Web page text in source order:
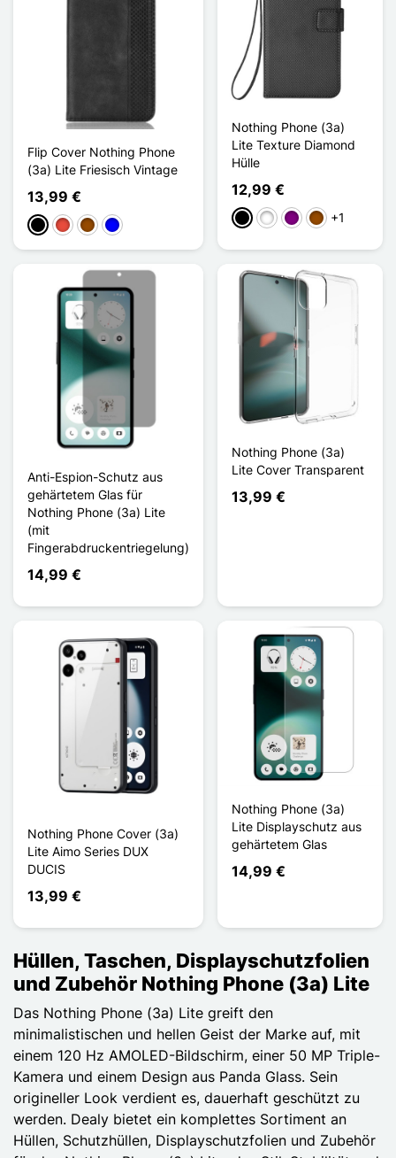
Flip Cover Nothing Phone
(3a) Lite Friesisch Vintage
13,99 €
Schwarz
Rot BraunBlau
Nothing Phone (3a)
Lite Texture Diamond
Hülle
12,99 €
Schwarz
WeißViolettBraun
+1
Anti-Espion-Schutz aus
gehärtetem Glas für
Nothing Phone (3a) Lite
(mit
Fingerabdruckentriegelung)
14,99 €
Nothing Phone (3a)
Lite Cover Transparent
13,99 €
Nothing Phone Cover (3a)
Lite Aimo Series DUX
DUCIS
13,99 €
Nothing Phone (3a)
Lite Displayschutz aus
gehärtetem Glas
14,99 €
Hüllen, Taschen, Displayschutzfolien
und Zubehör Nothing Phone (3a) Lite
Das Nothing Phone (3a) Lite greift den
minimalistischen und hellen Geist der Marke auf, mit
einem 120 Hz AMOLED-Bildschirm, einer 50 MP Triple-
Kamera und einem Design aus Panda Glass. Sein
origineller Look verdient es, dauerhaft geschützt zu
werden. Dealy bietet ein komplettes Sortiment an
Hüllen, Schutzhüllen, Displayschutzfolien und Zubehör